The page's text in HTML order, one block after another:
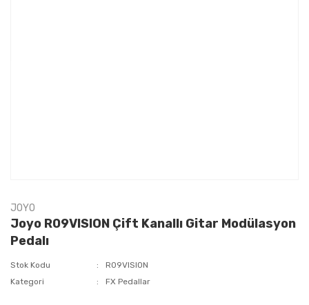
JOYO
Joyo R09VISION Çift Kanallı Gitar Modülasyon
Pedalı
Stok Kodu
R09VISION
Kategori
FX Pedallar